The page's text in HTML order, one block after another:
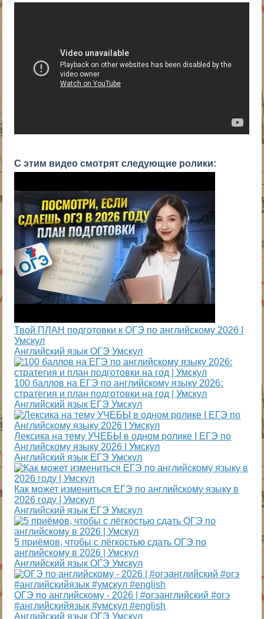
С этим видео смотрят следующие ролики:
Твой ПЛАН подготовки к ОГЭ по английскому 2026 I
Умскул
Английский язык ОГЭ Умскул
100 баллов на ЕГЭ по английскому языку 2026:
стратегия и план подготовки на год | Умскул
Английский язык ЕГЭ Умскул
Лексика на тему УЧЕБЫ в одном ролике I ЕГЭ по
Английскому языку 2026 I Умскул
Английский язык ЕГЭ Умскул
Как может измениться ЕГЭ по английскому языку в
2026 году | Умскул
Английский язык ЕГЭ Умскул
5 приёмов, чтобы с лёгкостью сдать ОГЭ по
английскому в 2026 | Умскул
Английский язык ОГЭ Умскул
ОГЭ по английскому - 2026 | #огэанглийский #огэ
#английскийязык #умскул #english
Английский язык ОГЭ Умскул